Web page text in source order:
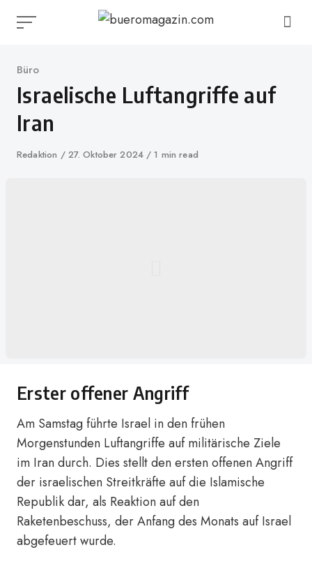
Category
Büro
Israelische Luftangriffe auf
Iran
Author
Redaktion
Published
27. Oktober 2024 1 min read
Erster offener Angriff
Am Samstag führte Israel in den frühen
Morgenstunden Luftangriffe auf militärische Ziele
im Iran durch. Dies stellt den ersten offenen Angriff
der israelischen Streitkräfte auf die Islamische
Republik dar, als Reaktion auf den
Raketenbeschuss, der Anfang des Monats auf Israel
abgefeuert wurde.